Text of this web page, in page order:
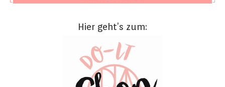
Hier geht’s zum: